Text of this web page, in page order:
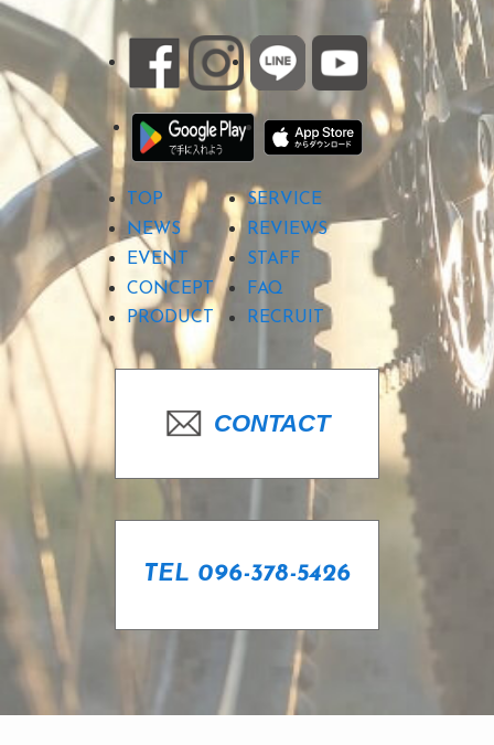
TOP
SERVICE
NEWS
REVIEWS
EVENT
STAFF
CONCEPT
FAQ
PRODUCT
RECRUIT
CONTACT
TEL 096-378-5426